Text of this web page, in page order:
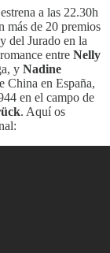
a las 22.30h
más de 20 premios
del Jurado en la
entre Nelly
y Nadine
China en España,
en el campo de
. Aquí os